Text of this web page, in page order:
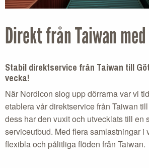
Direkt från Taiwan
Stabil direktservice från Taiwan till
vecka!
När Nordicon slog upp dörrarna var vi
etablera vår direktservice från Taiwan
dess har den vuxit och utvecklats till en
serviceutbud. Med flera samlastningar i
flexibla och pålitliga flöden från Taiwan.